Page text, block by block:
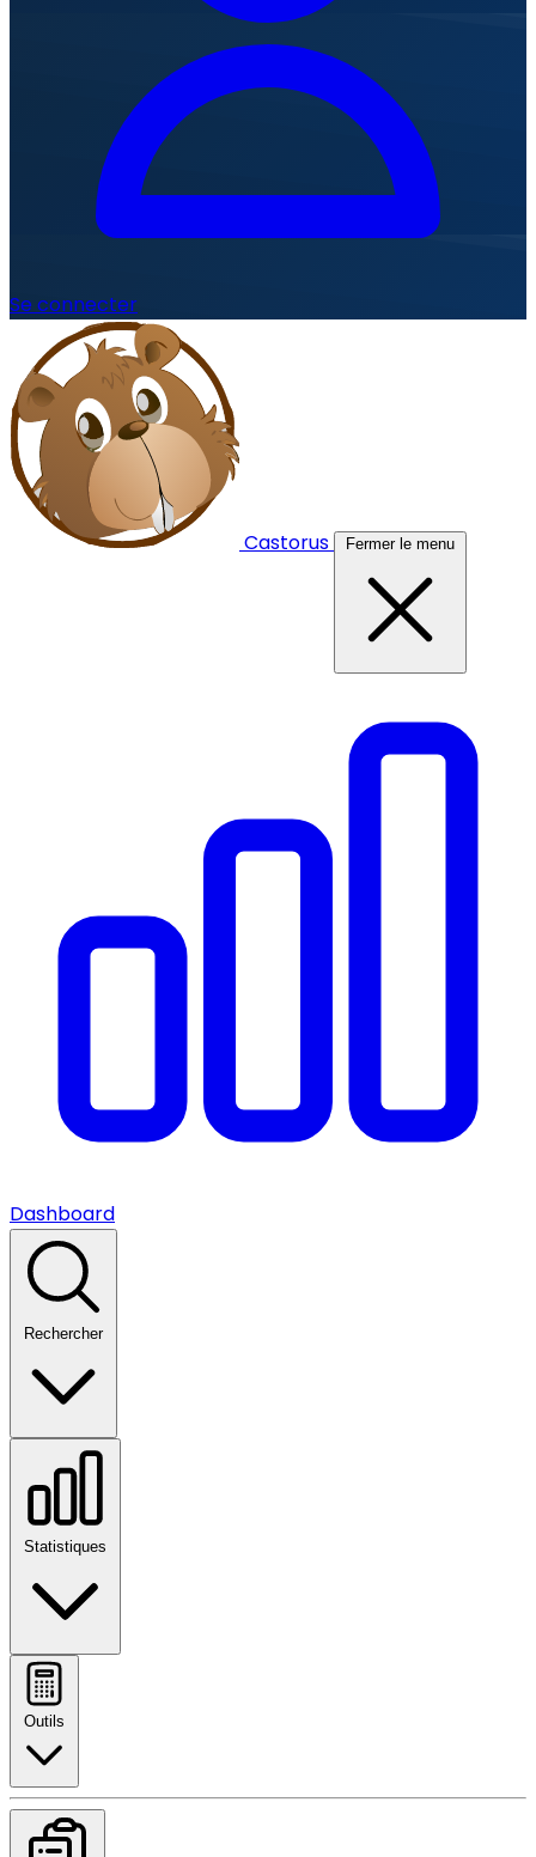
Se connecter
Castorus Fermer le menu
Dashboard
Rechercher
Statistiques
Outils